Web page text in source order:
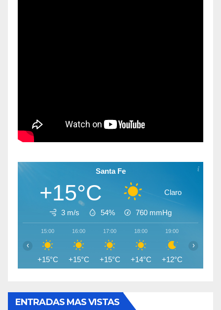
Santa Fe
+15°C Claro
3 m/s 54% 760 mmHg
15:00
+15°C
16:00
+15°C
17:00
+15°C
18:00
+14°C
19:00
+12°C
‹ ›
ENTRADAS MAS VISTAS